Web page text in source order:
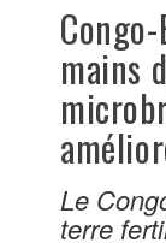
mains
Le
terre